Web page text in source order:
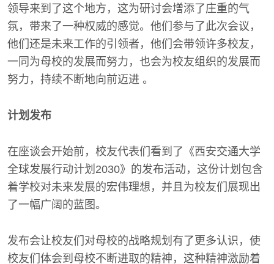
领导来到了这个地方，这为研讨会增添了庄重的气
氛，带来了一种权威的感觉。他们参与了此次会议，
他们还是未来工作的引领者，他们会带领许多校友，
一同为母校的发展而努力，也会为校友组织的发展而
努力，持续不断地向前迈进 。
计划发布
在座谈会开始前，校友代表们看到了《西安交通大学
全球发展行动计划2030》的发布活动，这份计划包含
着学校对未来发展的宏伟理想，并且为校友们展现出
了一幅广阔的蓝图。
发布会让校友们对母校的战略规划有了更多认识，使
校友们体会到母校不断进取的精神，这种精神激励着